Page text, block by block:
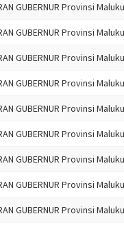
GUBERNUR Provinsi Maluku
GUBERNUR Provinsi Maluku
GUBERNUR Provinsi Maluku
GUBERNUR Provinsi Maluku
GUBERNUR Provinsi Maluku
GUBERNUR Provinsi Maluku
GUBERNUR Provinsi Maluku
GUBERNUR Provinsi Maluku
GUBERNUR Provinsi Maluku